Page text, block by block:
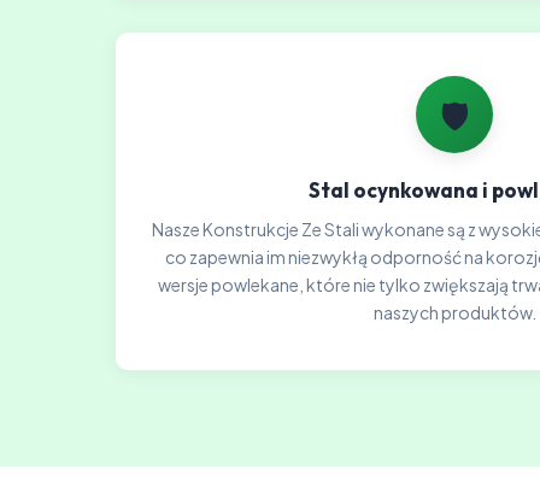
🛡️
Stal ocynkowana i
Nasze Konstrukcje Ze Stali wykonane są z
co zapewnia im niezwykłą odporność na
wersje powlekane, które nie tylko zwiększają
naszych produktów.